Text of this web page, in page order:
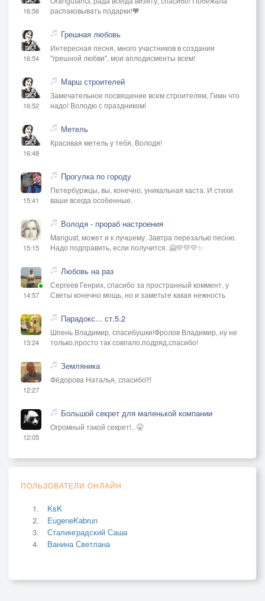
16:56
распаковывать подарки!🧡
16:54
Грешная любовь
Интересная песня, много участников в создании
"грешной любви", мои аплодисменты всем!
16:52
Марш строителей
Замечательное посвящение всем строителям, Гимн что
надо! Володю с праздником!
16:48
Метель
Красивая метель у тебя, Володя!
15:41
Прогулка по городу
Петербуржцы, вы, конечно, уникальная каста. И стихи
ваши всегда особенные.
15:15
Володя - прораб настроения
Mangust, может и к лучшему. Завтра перезалью песню.
Надо подправить, если получится. 🤗💛💛💛✨
14:57
Любовь на раз
Сергеев Генрих, спасибо за пространный коммент, у
Светы конечно мощь, но и заметьте какая нежность
13:24
Парадокс... ст.5.2
Шпень Владимир, спасибушки!Фролов Владимир, ну не
только,просто так совпало,подряд,спасибо!
12:27
Земляника
Фёдорова Наталья, спасибо!!!
12:05
Большой секрет для маленькой компании
Огромный такой секрет!.. 🤫
ПОЛЬЗОВАТЕЛИ ОНЛАЙН
KsK
EugeneKabrun
Сталинградский Саша
Ванина Светлана